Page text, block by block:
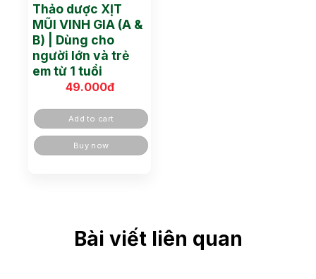
Thảo dược XỊT
MŨI VINH GIA (A &
B) | Dùng cho
người lớn và trẻ
em từ 1 tuổi
49.000đ
Add to cart
Buy now
Bài viết liên quan